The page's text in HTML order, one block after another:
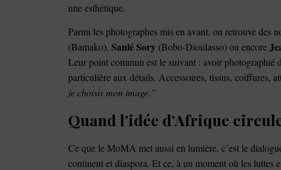
une esthétique.
Parmi les photographes mis en avant, on retrouve des
(Bamako), Sanlé Sory (Bobo-Dioulasso) ou encore
Leur point commun est le suivant : avoir photographié
particulière aux détails. Accessoires, tissus, coiffures,
je choisis mon image.”
Quand l’idée d’Afrique
Ce que le MoMA met aussi en lumière, c’est le
continent et diaspora. Et ce, à un moment où les luttes